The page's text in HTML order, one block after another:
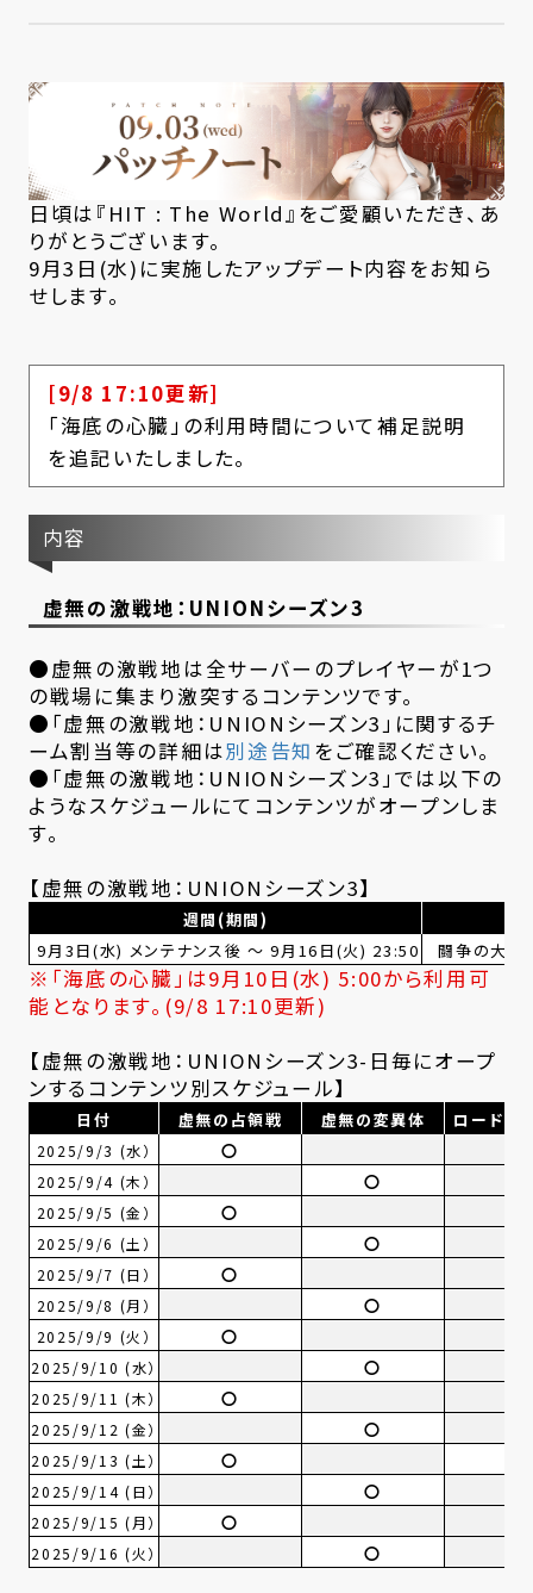
日頃は『HIT : The World』をご愛顧いただき、あ
りがとうございます。
9月3日(水)に実施したアップデート内容をお知ら
せします。
[9/8 17:10更新]
「海底の心臓」の利用時間について補足説明
を追記いたしました。
内容
虚無の激戦地：UNIONシーズン3
●虚無の激戦地は全サーバーのプレイヤーが1つ
の戦場に集まり激突するコンテンツです。
●「虚無の激戦地：UNIONシーズン3」に関するチ
ーム割当等の詳細は別途告知 をご確認ください。
●「虚無の激戦地：UNIONシーズン3」では以下の
ようなスケジュールにてコンテンツがオープンしま
す。
【虚無の激戦地：UNIONシーズン3】
週間(期間)
9月3日(水) メンテナンス後 ～ 9月16日(火) 23:50
闘争の大地
※「海底の心臓」は9月10日(水) 5:00から利用可
能となります。(9/8 17:10更新)
【虚無の激戦地：UNIONシーズン3-日毎にオープ
ンするコンテンツ別スケジュール】
日付 虚無の占領戦 虚無の変異体 ロード・
2025/9/3 (水） 〇
2025/9/4 (木） 〇
2025/9/5 (金） 〇
2025/9/6 (土） 〇
2025/9/7 (日） 〇
2025/9/8 (月） 〇
2025/9/9 (火） 〇
2025/9/10 (水） 〇
2025/9/11 (木） 〇
2025/9/12 (金） 〇
2025/9/13 (土） 〇
2025/9/14 (日） 〇
2025/9/15 (月） 〇
2025/9/16 (火） 〇